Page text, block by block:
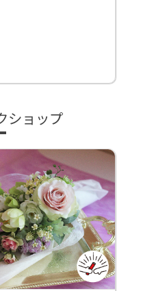
ショップ